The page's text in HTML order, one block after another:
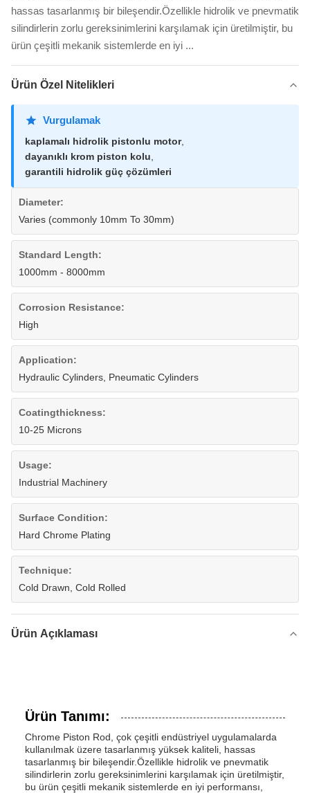
hassas tasarlanmış bir bileşendir.Özellikle hidrolik ve pnevmatik
silindirlerin zorlu gereksinimlerini karşılamak için üretilmiştir, bu
ürün çeşitli mekanik sistemlerde en iyi ...
Ürün Özel Nitelikleri
Vurgulamak
kaplamalı hidrolik pistonlu motor,
dayanıklı krom piston kolu
garantili hidrolik güç çözümleri
Diameter:
Varies (commonly 10mm To 30mm)
Standard Length:
1000mm - 8000mm
Corrosion Resistance:
High
Application:
Hydraulic Cylinders, Pneumatic Cylinders
Coatingthickness:
10-25 Microns
Usage:
Industrial Machinery
Surface Condition:
Hard Chrome Plating
Technique:
Cold Drawn, Cold Rolled
Ürün Açıklaması
Ürün Tanımı:
Chrome Piston Rod, çok çeşitli endüstriyel uygulamalarda
kullanılmak üzere tasarlanmış yüksek kaliteli, hassas
tasarlanmış bir bileşendir.Özellikle hidrolik ve pnevmatik
silindirlerin zorlu gereksinimlerini karşılamak için üretilmiştir,
bu ürün çeşitli mekanik sistemlerde en iyi performansı,